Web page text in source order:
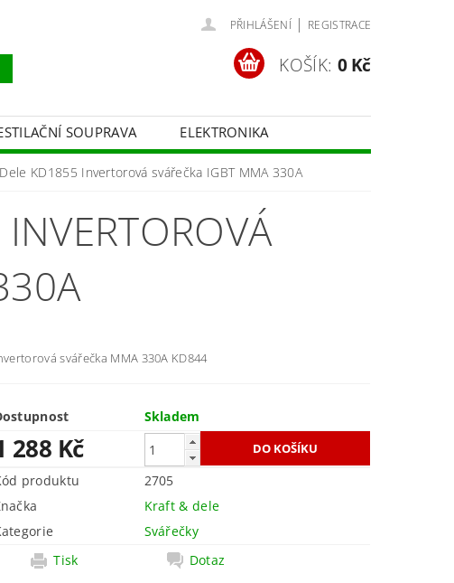
PŘIHLÁŠENÍ | REGISTRACE
KOŠÍK: 0 Kč
SOUPRAVA
ELEKTRONIKA
FOTOTECHNIKA
KD1855 Invertorová svářečka IGBT MMA 330A
svářečka MMA 330A KD844
Skladem
288 Kč
produktu
2705
Kraft & dele
Svářečky
Tisk
Dotaz